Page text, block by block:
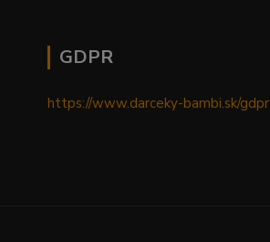
GDPR
https://www.darceky-bambi.sk/gdpr